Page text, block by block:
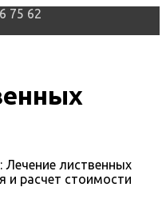
75 62
Лечение лиственных
и расчет стоимости